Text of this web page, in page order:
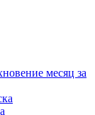
месяц за